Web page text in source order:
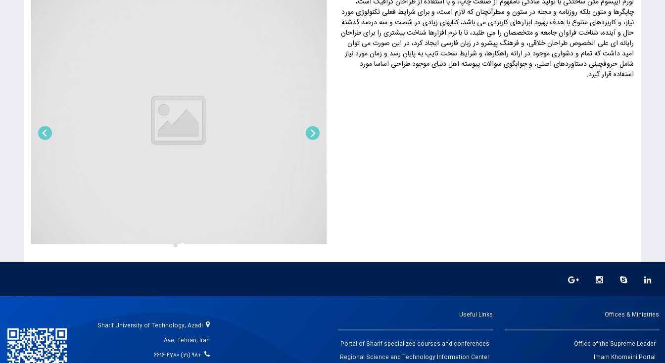
چاپگرها و متون بلکه روزنامه و مجله در ستون و سطرآنچنان که لازم است، و برای شرایط فعلی تکنولوژی مورد
نیاز، و کاربردهای متنوع با هدف بهبود ابزارهای کاربردی می باشد، کتابهای زیادی در شصت و سه درصد گذشته
حال و آینده، شناخت فراوان جامعه و متخصصان را می طلبد، تا با نرم افزارها شناخت بیشتری را برای طراحان
رایانه ای علی الخصوص طراحان خلاقی، و فرهنگ پیشرو در زبان فارسی ایجاد کرد، در این صورت می توان
امید داشت که تمام و دشواری موجود در ارائه راهکارها، و شرایط سخت تایپ به پایان رسد و زمان مورد نیاز
شامل حروفچینی دستاوردهای اصلی، و جوابگوی سوالات پیوسته اهل دنیای موجود طراحی اساسا مورد
استفاده قرار گیرد.
Offices & Ministries
Office of the Supreme Leader
Imam Khomeini Portal
Useful Links
Portal of Sharif specialized courses and conferences
Regional Science and Technology Information Center
Sharif University of Technology, Azadi
Ave, Tehran, Iran
+98 (21) 6616-4780